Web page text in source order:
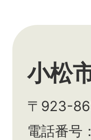
小松
〒923-
電話番号